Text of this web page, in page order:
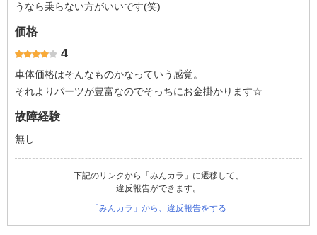
うなら乗らない方がいいです(笑)
価格
4
車体価格はそんなものかなっていう感覚。
それよりパーツが豊富なのでそっちにお金掛かります☆
故障経験
無し
下記のリンクから「みんカラ」に遷移して、
違反報告ができます。
「みんカラ」から、違反報告をする